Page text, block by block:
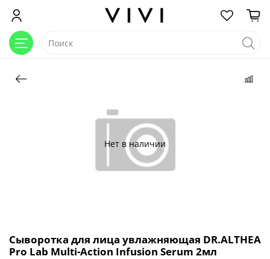
Нет в наличии
Сыворотка для лица увлажняющая DR.ALTHEA
Pro Lab Multi-Action Infusion Serum 2мл